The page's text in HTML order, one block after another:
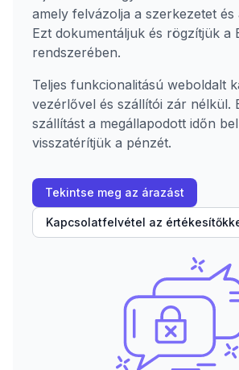
amely felvázolja a szerkezetet
Ezt dokumentáljuk és rögzítjük a
rendszerében.
Teljes funkcionalitású weboldalt
vezérlővel és szállítói zár nélkül.
szállítást a megállapodott időn
visszatérítjük a pénzét.
Tekintse meg az árazást
Kapcsolatfelvétel az